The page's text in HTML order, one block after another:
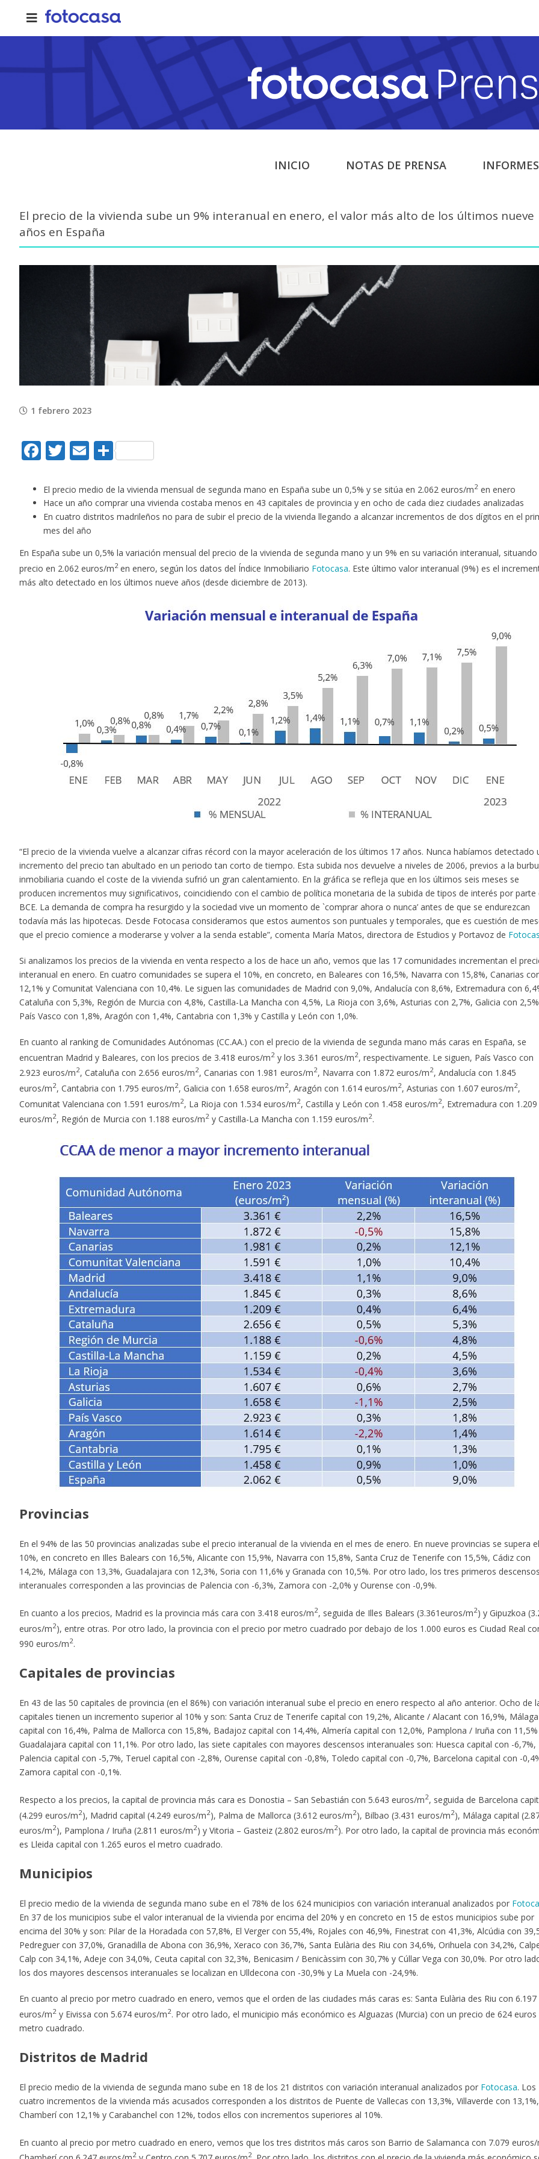
content
INICIO NOTAS DE PRENSA INFORMES
El precio de la vivienda sube un 9% interanual en enero, el valor más alto de los últimos nueve
años en España
1 febrero 2023
Facebook
Twitter
EmailCompartir
El precio medio de la vivienda mensual de segunda mano en España sube un 0,5% y se sitúa en 2.062 euros/m2en enero
Hace un año comprar una vivienda costaba menos en 43 capitales de provincia y en ocho de cada diez ciudades analizadas
En cuatro distritos madrileños no para de subir el precio de la vivienda llegando a alcanzar incrementos de dos dígitos en el
mes del año
En España sube un 0,5% la variación mensual del precio de la vivienda de segunda mano y un 9% en su variación interanual, situando
precio en 2.062 euros/m2 en enero, según los datos del Índice Inmobiliario Fotocasa. Este último valor interanual (9%) es el
más alto detectado en los últimos nueve años (desde diciembre de 2013).
“El precio de la vivienda vuelve a alcanzar cifras récord con la mayor aceleración de los últimos 17 años. Nunca habíamos detectado
incremento del precio tan abultado en un periodo tan corto de tiempo. Esta subida nos devuelve a niveles de 2006, previos a la
inmobiliaria cuando el coste de la vivienda sufrió un gran calentamiento. En la gráfica se refleja que en los últimos seis meses se
producen incrementos muy significativos, coincidiendo con el cambio de política monetaria de la subida de tipos de interés por parte
BCE. La demanda de compra ha resurgido y la sociedad vive un momento de `comprar ahora o nunca’ antes de que se endurezcan
todavía más las hipotecas. Desde Fotocasa consideramos que estos aumentos son puntuales y temporales, que es cuestión de
que el precio comience a moderarse y volver a la senda estable”, comenta María Matos, directora de Estudios y Portavoz de
Si analizamos los precios de la vivienda en venta respecto a los de hace un año, vemos que las 17 comunidades incrementan el
interanual en enero. En cuatro comunidades se supera el 10%, en concreto, en Baleares con 16,5%, Navarra con 15,8%, Canarias
12,1% y Comunitat Valenciana con 10,4%. Le siguen las comunidades de Madrid con 9,0%, Andalucía con 8,6%, Extremadura con
Cataluña con 5,3%, Región de Murcia con 4,8%, Castilla-La Mancha con 4,5%, La Rioja con 3,6%, Asturias con 2,7%, Galicia con
País Vasco con 1,8%, Aragón con 1,4%, Cantabria con 1,3% y Castilla y León con 1,0%.
En cuanto al ranking de Comunidades Autónomas (CC.AA.) con el precio de la vivienda de segunda mano más caras en España, se
encuentran Madrid y Baleares, con los precios de 3.418 euros/m2y los 3.361 euros/m2, respectivamente. Le siguen, País Vasco con
2.923 euros/m2, Cataluña con 2.656 euros/m2, Canarias con 1.981 euros/m2, Navarra con 1.872 euros/m2, Andalucía con 1.845
euros/m2, Cantabria con 1.795 euros/m2, Galicia con 1.658 euros/m2, Aragón con 1.614 euros/m2, Asturias con 1.607 euros/m2,
Comunitat Valenciana con 1.591 euros/m2, La Rioja con 1.534 euros/m2, Castilla y León con 1.458 euros/m2, Extremadura con 1.209
euros/m2, Región de Murcia con 1.188 euros/m2y Castilla-La Mancha con 1.159 euros/m2.
Provincias
En el 94% de las 50 provincias analizadas sube el precio interanual de la vivienda en el mes de enero. En nueve provincias se supera el
10%, en concreto en Illes Balears con 16,5%, Alicante con 15,9%, Navarra con 15,8%, Santa Cruz de Tenerife con 15,5%, Cádiz con
14,2%, Málaga con 13,3%, Guadalajara con 12,3%, Soria con 11,6% y Granada con 10,5%. Por otro lado, los tres primeros descensos
interanuales corresponden a las provincias de Palencia con -6,3%, Zamora con -2,0% y Ourense con -0,9%.
En cuanto a los precios, Madrid es la provincia más cara con 3.418 euros/m2, seguida de Illes Balears (3.361euros/m2) y Gipuzkoa
euros/m2), entre otras. Por otro lado, la provincia con el precio por metro cuadrado por debajo de los 1.000 euros es Ciudad Real
990 euros/m2.
Capitales de provincias
En 43 de las 50 capitales de provincia (en el 86%) con variación interanual sube el precio en enero respecto al año anterior. Ocho de
capitales tienen un incremento superior al 10% y son: Santa Cruz de Tenerife capital con 19,2%, Alicante / Alacant con 16,9%, Málaga
capital con 16,4%, Palma de Mallorca con 15,8%, Badajoz capital con 14,4%, Almería capital con 12,0%, Pamplona / Iruña con
Guadalajara capital con 11,1%. Por otro lado, las siete capitales con mayores descensos interanuales son: Huesca capital con -6,7%,
Palencia capital con -5,7%, Teruel capital con -2,8%, Ourense capital con -0,8%, Toledo capital con -0,7%, Barcelona capital con -
Zamora capital con -0,1%.
Respecto a los precios, la capital de provincia más cara es Donostia – San Sebastián con 5.643 euros/m2, seguida de Barcelona
(4.299 euros/m2), Madrid capital (4.249 euros/m2), Palma de Mallorca (3.612 euros/m2), Bilbao (3.431 euros/m2), Málaga capital
euros/m2), Pamplona / Iruña (2.811 euros/m2) y Vitoria – Gasteiz (2.802 euros/m2). Por otro lado, la capital de provincia más
es Lleida capital con 1.265 euros el metro cuadrado.
Municipios
El precio medio de la vivienda de segunda mano sube en el 78% de los 624 municipios con variación interanual analizados por
En 37 de los municipios sube el valor interanual de la vivienda por encima del 20% y en concreto en 15 de estos municipios sube por
encima del 30% y son: Pilar de la Horadada con 57,8%, El Verger con 55,4%, Rojales con 46,9%, Finestrat con 41,3%, Alcúdia con
Pedreguer con 37,0%, Granadilla de Abona con 36,9%, Xeraco con 36,7%, Santa Eulària des Riu con 34,6%, Orihuela con 34,2%,
Calp con 34,1%, Adeje con 34,0%, Ceuta capital con 32,3%, Benicasim / Benicàssim con 30,7% y Cúllar Vega con 30,0%. Por otro
los dos mayores descensos interanuales se localizan en Ulldecona con -30,9% y La Muela con -24,9%.
En cuanto al precio por metro cuadrado en enero, vemos que el orden de las ciudades más caras es: Santa Eulària des Riu con 6.197
euros/m2y Eivissa con 5.674 euros/m2. Por otro lado, el municipio más económico es Alguazas (Murcia) con un precio de 624 euros
metro cuadrado.
Distritos de Madrid
El precio medio de la vivienda de segunda mano sube en 18 de los 21 distritos con variación interanual analizados por Fotocasa. Los
cuatro incrementos de la vivienda más acusados corresponden a los distritos de Puente de Vallecas con 13,3%, Villaverde con 13,1%,
Chamberí con 12,1% y Carabanchel con 12%, todos ellos con incrementos superiores al 10%.
En cuanto al precio por metro cuadrado en enero, vemos que los tres distritos más caros son Barrio de Salamanca con 7.079 euros/
2 2